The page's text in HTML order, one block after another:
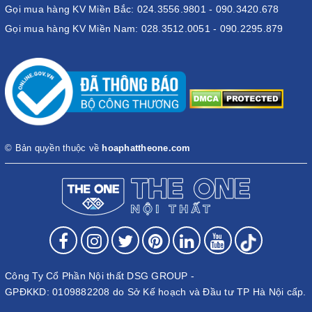
Lựa chọn bàn sofa theo kiểu dáng, kích thước phù hợp
cùng phong cách trang trí. Nếu không gian văn phòng làm việc
được bày trí theo phong cách tân cổ điển. Bạn có thể lựa chọn
Qua đó, tạo được sự sang trọng và đẳng cấp mà vẫn giữ được
nét gần gũi trong không gian. Như các mẫu bàn có cấu tạo từ
bàn gỗ nên rất phù hợp sử dụng cho không gian cổ điển. Nhưng
nếu kết hợp cùng với mặt bàn kính lại mang đến sự biến hoá đa
Gọi mua hàng KV Miền Bắc: 024.3556.9801 - 090.3420.678
Gọi mua hàng KV Miền Nam: 028.3512.0051 - 090.2295.879
© Bản quyền thuộc về hoaphattheone.com
Công Ty Cổ Phần Nội thất DSG GROUP -
GPĐKKD: 0109882208 do Sở Kế hoạch và Đầu tư TP Hà Nội cấp.